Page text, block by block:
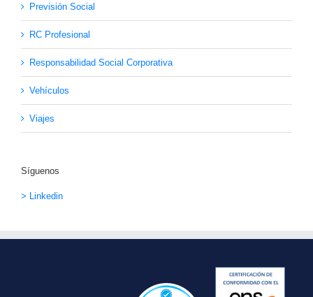
Previsión Social
RC Profesional
Responsabilidad Social Corporativa
Vehículos
Viajes
Síguenos
> Linkedin